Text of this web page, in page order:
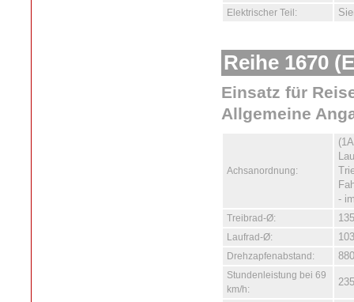
Elektrischer Teil:
Reihe 1670
Einsatz für
Allgemeine
Achsanordnung:
-
Treibrad-Ø:
Laufrad-Ø:
Drehzapfenabstand:
Stundenleistung bei 69
km/h: